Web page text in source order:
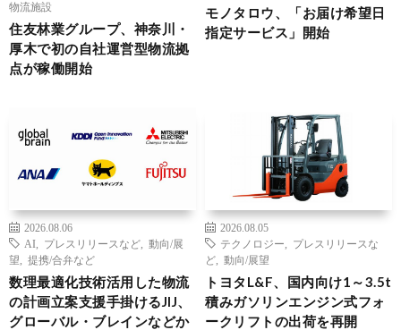
物流施設
住友林業グループ、神奈川・
厚木で初の自社運営型物流拠
点が稼働開始
モノタロウ、「お届け希望日
指定サービス」開始
2026.08.06
AI
プレスリリースなど
動向/展
望
提携/合弁など
数理最適化技術活用した物流
の計画立案支援手掛けるJIJ、
グローバル・ブレインなどか
2026.08.05
テクノロジー
プレスリリースな
ど
動向/展望
トヨタL&F、国内向け1～3.5t
積みガソリンエンジン式フォ
ークリフトの出荷を再開